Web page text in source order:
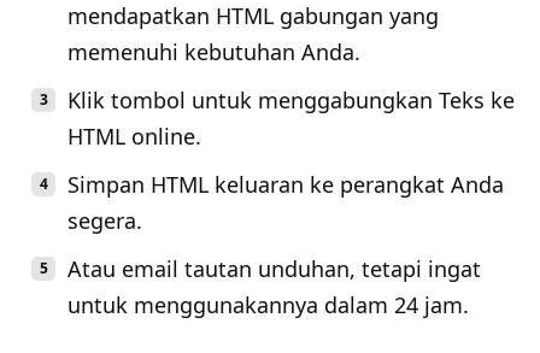
mendapatkan HTML gabungan yang
memenuhi kebutuhan Anda.
Klik tombol untuk menggabungkan Teks ke
HTML online.
Simpan HTML keluaran ke perangkat Anda
segera.
Atau email tautan unduhan, tetapi ingat
untuk menggunakannya dalam 24 jam.